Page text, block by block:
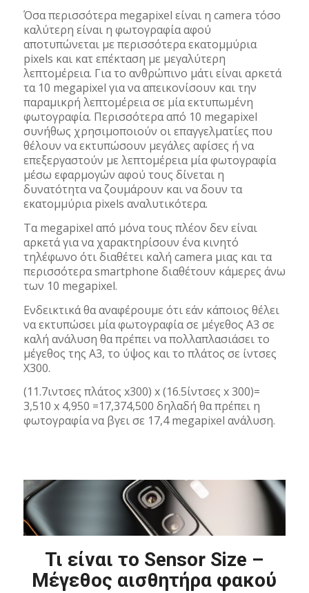
Όσα περισσότερα megapixel είναι η camera τόσο
καλύτερη είναι η φωτογραφία αφού
αποτυπώνεται με περισσότερα εκατομμύρια
pixels και κατ επέκταση με μεγαλύτερη
λεπτομέρεια. Για το ανθρώπινο μάτι είναι αρκετά
τα 10 megapixel για να απεικονίσουν και την
παραμικρή λεπτομέρεια σε μία εκτυπωμένη
φωτογραφία. Περισσότερα από 10 megapixel
συνήθως χρησιμοποιούν οι επαγγελματίες που
θέλουν να εκτυπώσουν μεγάλες αφίσες ή να
επεξεργαστούν με λεπτομέρεια μία φωτογραφία
μέσω εφαρμογών αφού τους δίνεται η
δυνατότητα να ζουμάρουν και να δουν τα
εκατομμύρια pixels αναλυτικότερα.
Τα megapixel από μόνα τους πλέον δεν είναι
αρκετά για να χαρακτηρίσουν ένα κινητό
τηλέφωνο ότι διαθέτει καλή camera μιας και τα
περισσότερα smartphone διαθέτουν κάμερες άνω
των 10 megapixel.
Eνδεικτικά θα αναφέρουμε ότι εάν κάποιος θέλει
να εκτυπώσει μία φωτογραφία σε μέγεθος A3 σε
καλή ανάλυση θα πρέπει να πολλαπλασιάσει το
μέγεθος της A3, το ύψος και το πλάτος σε ίντσες
Χ300.
(11.7ιντσες πλάτος x300) x (16.5ίντσες x 300)=
3,510 x 4,950 =17,374,500 δηλαδή θα πρέπει η
φωτογραφία να βγει σε 17,4 megapixel ανάλυση.
Τι είναι το Sensor Size –
Μέγεθος αισθητήρα φακού